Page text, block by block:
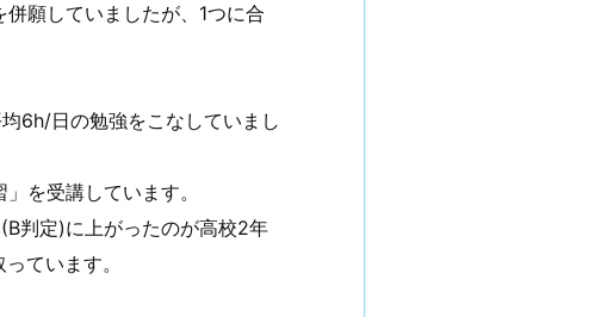
願していましたが、1つに合
6h/日の勉強をこなしていまし
を受講しています。
判定)に上がったのが高校2年
ています。